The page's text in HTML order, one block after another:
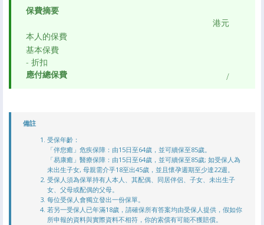
保費摘要
港元
本人的保費
基本保費
- 折扣
應付總保費
/
備註
受保年齡：
「伴您癒」危疾保障：由15日至64歲，並可續保至85歲。
「易康癒」醫療保障：由15日至64歲，並可續保至85歲; 如受保人為
未出生子女, 母親需介乎18至出45歲，並且懷孕週期至少達22週。
受保人須為保單持有人本人、其配偶、同居伴侶、子女、未出生子
女、父母或配偶的父母。
每位受保人會獨立發出一份保單。
若另一受保人已年滿18歲，請確保所有答案均由受保人提供，假如你
所申報的資料與實際資料不相符，你的索償有可能不獲賠償。